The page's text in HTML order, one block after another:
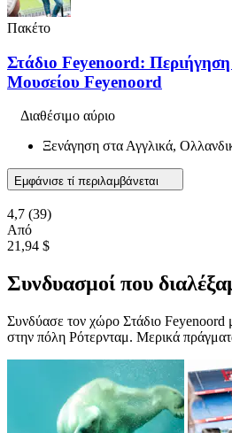
Πακέτο
Στάδιο Feyenoord: Περιήγηση
Μουσείου Feyenoord
Διαθέσιμο αύριο
Ξενάγηση στα Αγγλικά,
Εμφάνισε τί περιλαμβάνεται
4,7 (39)
Από
21,94 $
Συνδυασμοί που
Συνδύασε τον χώρο Στάδιο
στην πόλη Ρότερνταμ. Μερικά